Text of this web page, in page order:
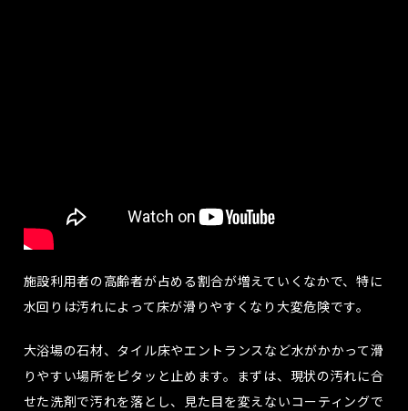
施設利用者の高齢者が占める割合が増えていくなかで、特に
水回りは汚れによって床が滑りやすくなり大変危険です。
大浴場の石材、タイル床やエントランスなど水がかかって滑
りやすい場所をピタッと止めます。まずは、現状の汚れに合
せた洗剤で汚れを落とし、見た目を変えないコーティングで